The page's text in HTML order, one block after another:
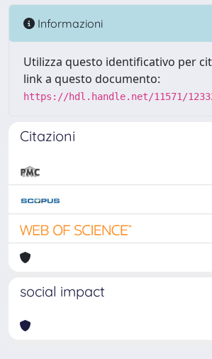
Informazioni
Utilizza questo identificativo per
link a questo documento:
https://hdl.handle.net/11571/
Citazioni
social impact